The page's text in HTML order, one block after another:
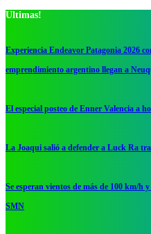
Ultimas!
Experiencia Endeavor Patagonia 2026
emprendimiento argentino llegan a
El especial posteo de Enner Valencia a
La Joaqui salió a defender a Luck Ra
Se esperan vientos de más de 100 km/h
SMN